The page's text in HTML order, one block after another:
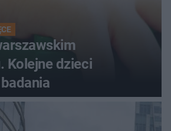
Kolejne dzieci